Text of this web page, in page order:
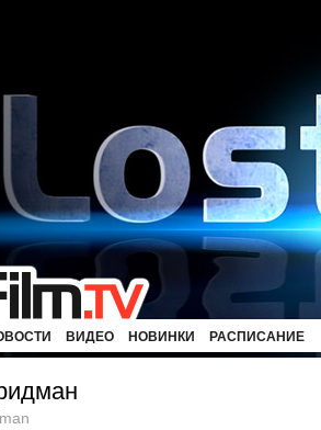
ВИДЕО НОВИНКИ РАСПИСАНИЕ